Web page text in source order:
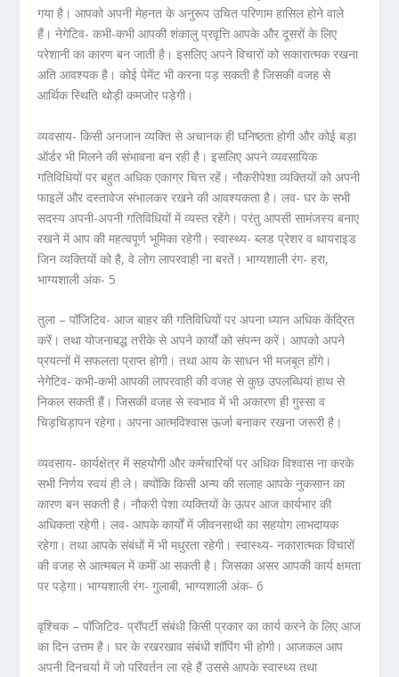
गया है। आपको अपनी मेहनत के अनुरूप उचित परिणाम हासिल होने वाले
हैं। नेगेटिव- कभी-कभी आपकी शंकालु प्रवृत्ति आपके और दूसरों के लिए
परेशानी का कारण बन जाती है। इसलिए अपने विचारों को सकारात्मक रखना
अति आवश्यक है। कोई पेमेंट भी करना पड़ सकती है जिसकी वजह से
आर्थिक स्थिति थोड़ी कमजोर पड़ेगी।
व्यवसाय- किसी अनजान व्यक्ति से अचानक ही घनिष्ठता होगी और कोई बड़ा
ऑर्डर भी मिलने की संभावना बन रही है। इसलिए अपने व्यवसायिक
गतिविधियों पर बहुत अधिक एकाग्र चित्त रहें। नौकरीपेशा व्यक्तियों को अपनी
फाइलें और दस्तावेज संभालकर रखने की आवश्यकता है। लव- घर के सभी
सदस्य अपनी-अपनी गतिविधियों में व्यस्त रहेंगे। परंतु आपसी सामंजस्य बनाए
रखने में आप की महत्वपूर्ण भूमिका रहेगी। स्वास्थ्य- ब्लड प्रेशर व थायराइड
जिन व्यक्तियों को है, वे लोग लापरवाही ना बरतें। भाग्यशाली रंग- हरा,
भाग्यशाली अंक- 5
तुला – पॉजिटिव- आज बाहर की गतिविधियों पर अपना ध्यान अधिक केंद्रित
करें। तथा योजनाबद्ध तरीके से अपने कार्यों को संपन्न करें। आपको अपने
प्रयत्नों में सफलता प्राप्त होगी। तथा आय के साधन भी मजबूत होंगे।
नेगेटिव- कभी-कभी आपकी लापरवाही की वजह से कुछ उपलब्धियां हाथ से
निकल सकती हैं। जिसकी वजह से स्वभाव में भी अकारण ही गुस्सा व
चिड़चिड़ापन रहेगा। अपना आत्मविश्वास ऊर्जा बनाकर रखना जरूरी है।
व्यवसाय- कार्यक्षेत्र में सहयोगी और कर्मचारियों पर अधिक विश्वास ना करके
सभी निर्णय स्वयं ही ले। क्योंकि किसी अन्य की सलाह आपके नुकसान का
कारण बन सकती है। नौकरी पेशा व्यक्तियों के ऊपर आज कार्यभार की
अधिकता रहेगी। लव- आपके कार्यों में जीवनसाथी का सहयोग लाभदायक
रहेगा। तथा आपके संबंधों में भी मधुरता रहेगी। स्वास्थ्य- नकारात्मक विचारों
की वजह से आत्मबल में कमीं आ सकती है। जिसका असर आपकी कार्य क्षमता
पर पड़ेगा। भाग्यशाली रंग- गुलाबी, भाग्यशाली अंक- 6
वृश्चिक – पॉजिटिव- प्रॉपर्टी संबंधी किसी प्रकार का कार्य करने के लिए आज
का दिन उत्तम है। घर के रखरखाव संबंधी शॉपिंग भी होगी। आजकल आप
अपनी दिनचर्या में जो परिवर्तन ला रहे हैं उससे आपके स्वास्थ्य तथा